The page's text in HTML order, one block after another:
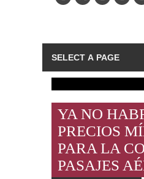
YA NO
PRECIOS
PARA LA
PASAJES